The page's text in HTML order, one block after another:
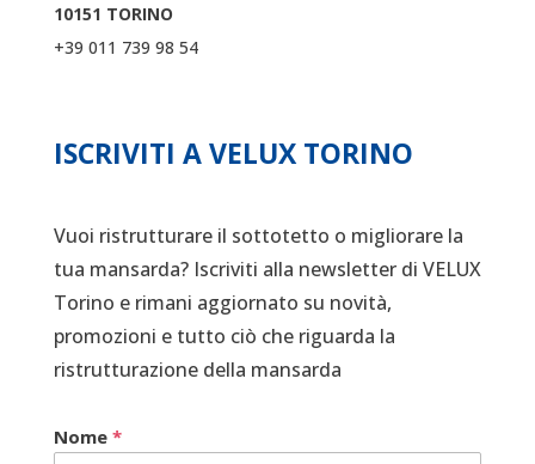
10151 TORINO
+39 011 739 98 54
ISCRIVITI A VELUX TORINO
Vuoi ristrutturare il sottotetto o migliorare la
tua mansarda? Iscriviti alla newsletter di VELUX
Torino e rimani aggiornato su novità,
promozioni e tutto ciò che riguarda la
ristrutturazione della mansarda
Nome *